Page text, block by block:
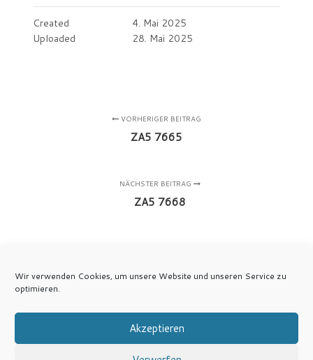
Wir verwenden Cookies, um unsere Website und unseren Service zu
optimieren.
Akzeptieren
Created
4. Mai 2025
Uploaded
28. Mai 2025
VORHERIGER BEITRAG
ZA5 7665
NÄCHSTER BEITRAG
ZA5 7668